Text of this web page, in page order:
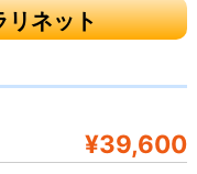
ネット
¥39,600